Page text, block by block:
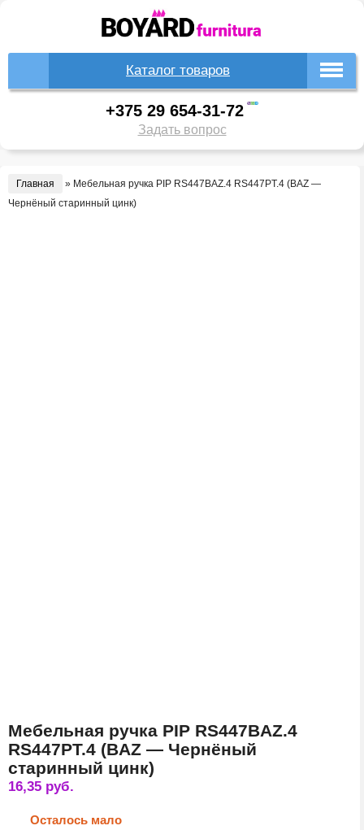
Каталог товаров
+375 29 654-31-72
Задать вопрос
Главная » Мебельная ручка PIP RS447BAZ.4 RS447PT.4 (BAZ —
Чернёный старинный цинк)
Мебельная ручка PIP RS447BAZ.4
RS447PT.4 (BAZ — Чернёный
старинный цинк)
16,35 руб.
Осталось мало